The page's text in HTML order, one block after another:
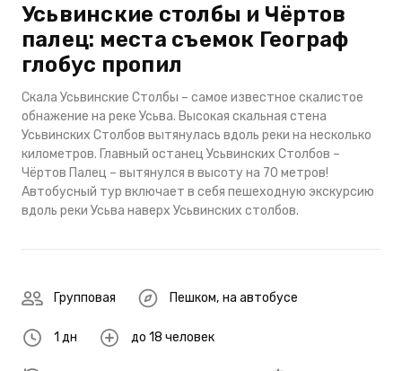
Усьвинские столбы и Чёртов
палец: места съемок Географ
глобус пропил
Скала Усьвинские Столбы – самое известное скалистое
обнажение на реке Усьва. Высокая скальная стена
Усьвинских Столбов вытянулась вдоль реки на несколько
километров. Главный останец Усьвинских Столбов –
Чёртов Палец – вытянулся в высоту на 70 метров!
Автобусный тур включает в себя пешеходную экскурсию
вдоль реки Усьва наверх Усьвинских столбов.
Групповая Пешком, на автобусе
1 дн до 18 человек